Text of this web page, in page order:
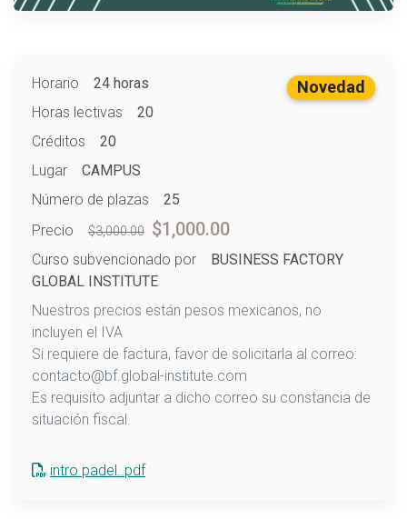
Novedad
Horario
24 horas
Horas lectivas
20
Créditos
20
Lugar
CAMPUS
Número de plazas
25
Precio
$3,000.00 $1,000.00
Curso subvencionado por
BUSINESS FACTORY
GLOBAL INSTITUTE
Nuestros precios están pesos mexicanos, no
incluyen el IVA
Si requiere de factura, favor de solicitarla al correo:
contacto@bf.global-institute.com
Es requisito adjuntar a dicho correo su constancia de
situación fiscal.
intro padel..pdf